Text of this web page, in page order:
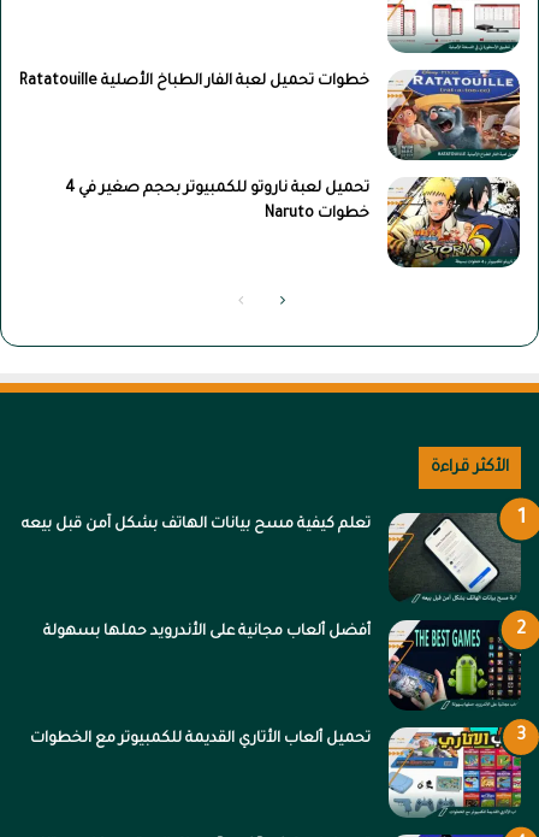
خطوات تحميل لعبة الفار الطباخ الأصلية Ratatouille
تحميل لعبة ناروتو للكمبيوتر بحجم صغير في 4
خطوات Naruto
الصفحةالصفحة
الأكثر قراءة
تعلم كيفية مسح بيانات الهاتف بشكل آمن قبل بيعه
أفضل ألعاب مجانية على الأندرويد حملها بسهولة
تحميل ألعاب الأتاري القديمة للكمبيوتر مع الخطوات